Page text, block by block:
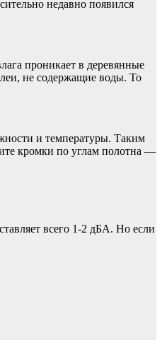
недавно появился
проникает в деревянные
не содержащие воды. То
и температуры. Таким
кромки по углам полотна —
всего 1-2 дБА. Но если